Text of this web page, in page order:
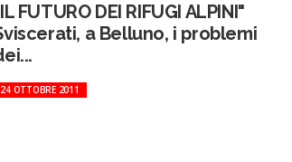
FUTURO DEI RIFUGI ALPINI"
a Belluno, i problemi
24 OTTOBRE 2011